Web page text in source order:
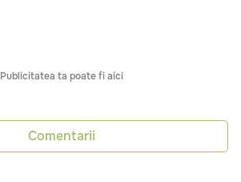
Publicitatea ta poate fi aici
Comentarii